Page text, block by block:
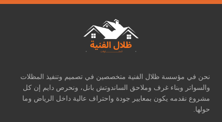
نحن في مؤسسة ظلال الفنية متخصصين في تصميم وتنفيذ المظلات
والسواتر وبناء غرف وملاحق الساندوتش بانل، ونحرص دايم إن كل
مشروع نقدمه يكون بمعايير جودة واحتراف عالية داخل الرياض وما
حولها.